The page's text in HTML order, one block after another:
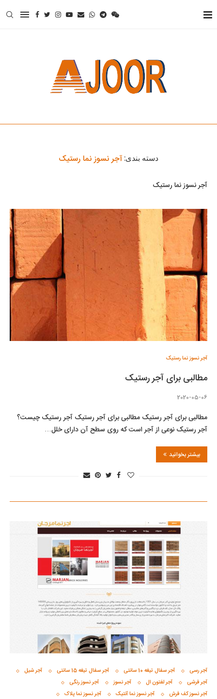
دسته بندی: آجر نسوز نما رستیک
آجر نسوز نما رستیک
آجر نسوز نما رستیک
مطالبی برای آجر رستیک
2020-05-06
مطالبی برای آجر رستیک مطالبی برای آجر رستیک آجر رستیک چیست؟
آجر رستیک نوعی از آجر است که روی سطح آن دارای خلل…
بیشتر بخوانید
آجر رسی آجر سفال تیغه 10 سانتی آجر سفال تیغه 15 سانتی
آجر شیل
آجر فرشی
آجر لفتون ال آجر نسوز
آجر نسوز رنگی
آجر نسوز کف فرش
آجر نسوز نما آنتیک
آجر نسوز نما پلاک